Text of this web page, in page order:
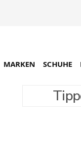
Tippe um zu
MARKEN SCHUHE